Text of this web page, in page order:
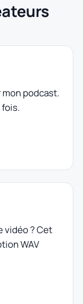
podcast.
vidéo ? Cet
WAV